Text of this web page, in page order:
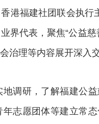
港福建社团联会执行
界代表，聚焦“公益
治理等内容展开深入
研，了解福建公益
志愿团体等建立常